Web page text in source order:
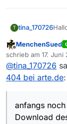
T tina_170726
@
Das
mir
Offline
MenchenSued
schrieb am 17. Juni
zuletzt editiert von
@tina_170726
404 bei arte.de:
anfangs
Download